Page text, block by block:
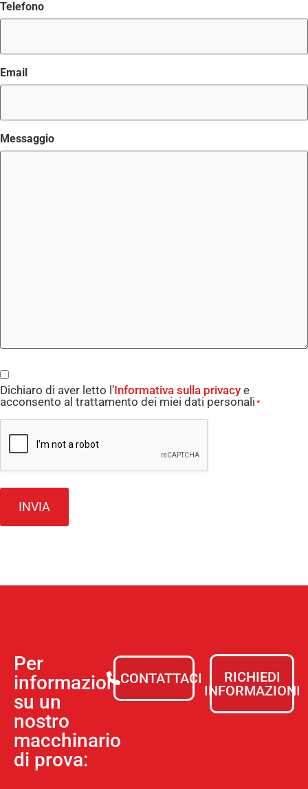
Telefono
Email
Messaggio
Consent
*
Dichiaro di aver letto l’Informativa sulla privacy e
acconsento al trattamento dei miei dati personali *
CAPTCHA
Per
informazioni
su un
nostro
macchinario
di prova:
CONTATTACI
RICHIEDI
INFORMAZIONI